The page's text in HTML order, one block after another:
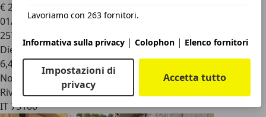
Lavoriamo con 263 fornitori.
Informativa sulla privacy | Colophon | Elenco fornitori
Impostazioni di
privacy
Accetta tutto
€ 2.900
01/2003
257.000 km
Diesel
6,4 l/100 km (comb.)
Novità
Rivenditore
IT 75100